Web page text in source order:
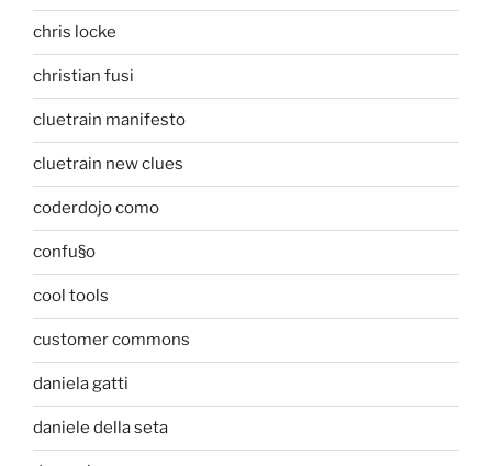
chris locke
christian fusi
cluetrain manifesto
cluetrain new clues
coderdojo como
confu§o
cool tools
customer commons
daniela gatti
daniele della seta